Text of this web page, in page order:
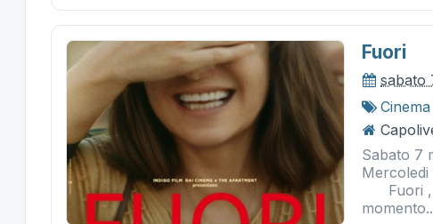
Fuori
sabato
Cinema
Sabato 7
Fuori ,